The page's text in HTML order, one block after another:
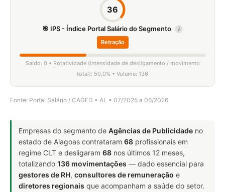
36
🎯 IPS - Índice Portal Salário do Segmento i
Retração
Saldo: 0 • Rotatividade (intensidade de desligamento / movimento
total): 50,0% • Volume: 136
Fonte: Portal Salário / CAGED • AL • 07/2025 a 06/2026
Empresas do segmento de Agências de Publicidade no
estado de Alagoas contrataram 68 profissionais em
regime CLT e desligaram 68 nos últimos 12 meses,
totalizando 136 movimentações — dado essencial para
gestores de RH, consultores de remuneração e
diretores regionais que acompanham a saúde do setor.